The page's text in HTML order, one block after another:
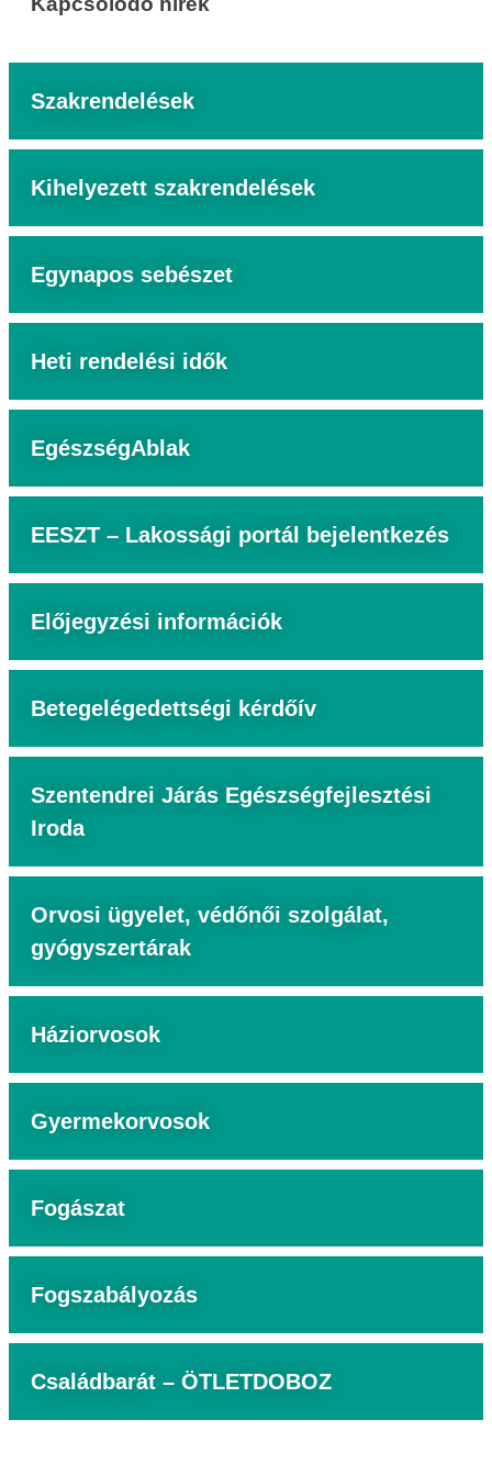
Szakrendelések
Kihelyezett szakrendelések
Egynapos sebészet
Heti rendelési idők
EgészségAblak
EESZT – Lakossági portál bejelentkezés
Előjegyzési információk
Betegelégedettségi kérdőív
Szentendrei Járás Egészségfejlesztési
Iroda
Orvosi ügyelet, védőnői szolgálat,
gyógyszertárak
Háziorvosok
Gyermekorvosok
Fogászat
Fogszabályozás
Családbarát – ÖTLETDOBOZ